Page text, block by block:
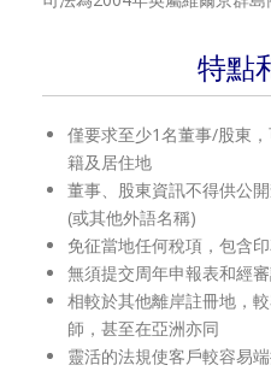
特點
僅要求至少1名董事/股東
籍及居住地
董事、股東資訊不得供公
(或其他外語名稱)
免征當地任何稅項，包含
無須提交周年申報表和經
相較於其他離岸註冊地，
師，甚至在亞洲亦同
靈活的法規使客戶較容易